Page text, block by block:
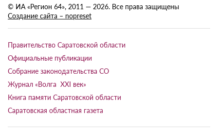
© ИА «Регион 64», 2011 — 2026. Все права защищены
Создание сайта – nopreset
Правительство Саратовской области
Официальные публикации
Собрание законодательства СО
Журнал «Волга XXI век»
Книга памяти Саратовской области
Саратовская областная газета